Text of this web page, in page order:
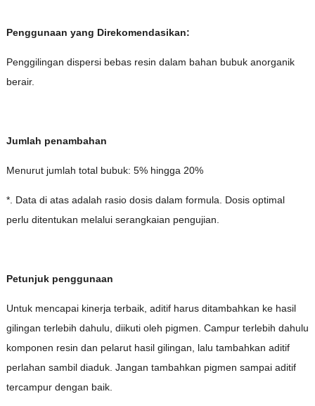
Penggunaan yang Direkomendasikan:
Penggilingan dispersi bebas resin dalam bahan bubuk anorganik
berair.
Jumlah penambahan
Menurut jumlah total bubuk: 5% hingga 20%
*. Data di atas adalah rasio dosis dalam formula. Dosis optimal
perlu ditentukan melalui serangkaian pengujian.
Petunjuk penggunaan
Untuk mencapai kinerja terbaik, aditif harus ditambahkan ke hasil
gilingan terlebih dahulu, diikuti oleh pigmen. Campur terlebih dahulu
komponen resin dan pelarut hasil gilingan, lalu tambahkan aditif
perlahan sambil diaduk. Jangan tambahkan pigmen sampai aditif
tercampur dengan baik.